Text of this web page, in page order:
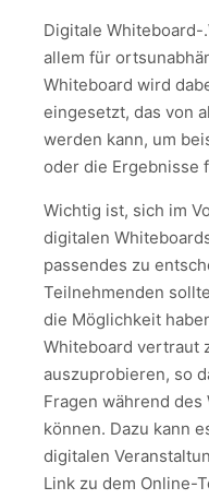
Digitale
allem für
Whiteboard wird
eingesetzt, das von
werden kann, um
oder die Ergebnisse
Wichtig ist, sich im
digitalen
passendes zu
Teilnehmenden
die Möglichkeit
Whiteboard vertraut
auszuprobieren, so
Fragen während
können. Dazu kann
digitalen
Link zu dem Online-